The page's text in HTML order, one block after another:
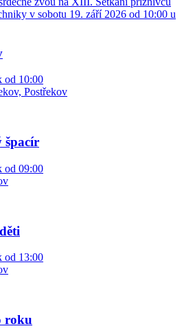
v sobotu 19. září 2026 od 10:00 u
od 10:00
Postřekov
špacír
od 09:00
od 13:00
roku